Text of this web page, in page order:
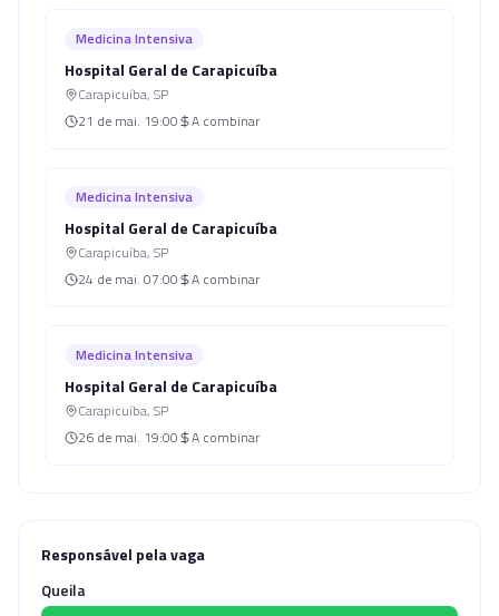
Medicina Intensiva
Hospital Geral de Carapicuíba
Carapicuíba, SP
21 de mai. 19:00 A combinar
Medicina Intensiva
Hospital Geral de Carapicuíba
Carapicuíba, SP
24 de mai. 07:00 A combinar
Medicina Intensiva
Hospital Geral de Carapicuíba
Carapicuíba, SP
26 de mai. 19:00 A combinar
Responsável pela vaga
Queila